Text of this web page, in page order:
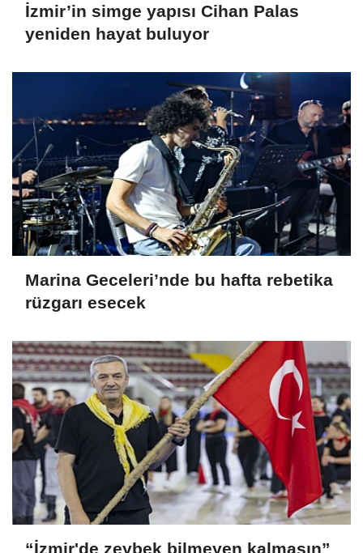
İzmir’in simge yapısı Cihan Palas
yeniden hayat buluyor
Marina Geceleri’nde bu hafta rebetika
rüzgarı esecek
“İzmir'de zeybek bilmeyen kalmasın”